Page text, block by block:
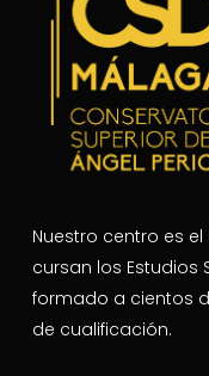
Nuestro centro es
cursan los Estudios
formado a cientos
de cualificación.